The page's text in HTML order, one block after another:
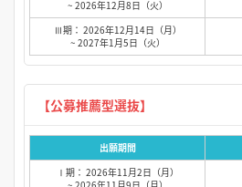
~ 2026年12月8日（火）
Ⅲ期： 2026年12月14日（月）
~ 2027年1月5日（火）
出願期間
Ⅰ期： 2026年11月2日（月）